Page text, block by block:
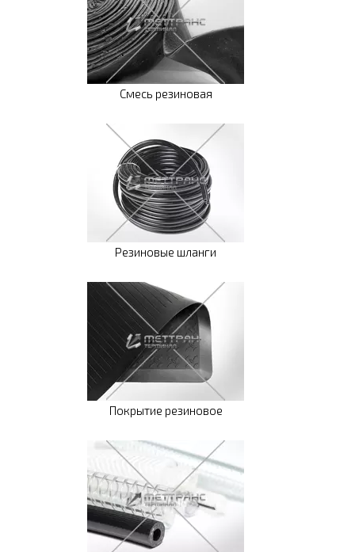
Смесь резиновая
Резиновые шланги
Покрытие резиновое